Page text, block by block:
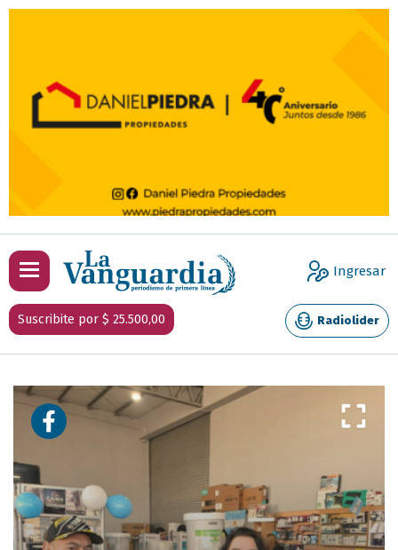
Ingresar
Suscribite por $ 25.500,00 Radiolider